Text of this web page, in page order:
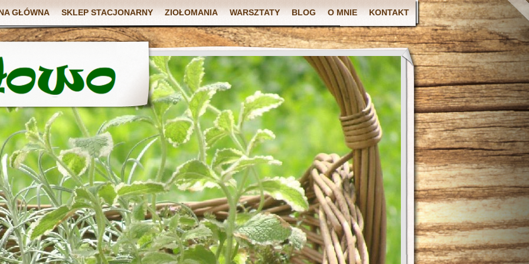
GŁÓWNA SKLEP STACJONARNY ZIOŁOMANIA WARSZTATY BLOG O MNIE KONTAKT